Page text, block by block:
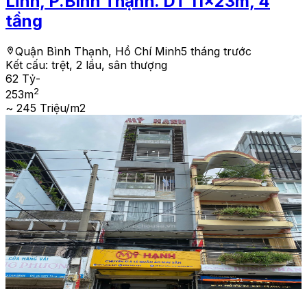
tầng
Quận Bình Thạnh, Hồ Chí Minh5 tháng trước
Kết cấu: trệt, 2 lầu, sân thượng
62 Tỷ-
253m2
~ 245 Triệu/m2